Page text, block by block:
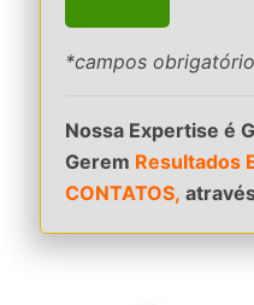
*campos
Nossa Expertise é
Gerem Resultados
CONTATOS,